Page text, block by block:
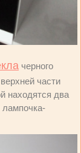
черного
части
находятся два
лампочка-